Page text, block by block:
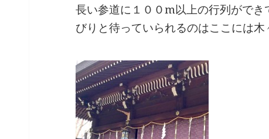
長い参道に１００m以上の行列がで
びりと待っていられるのはここには木